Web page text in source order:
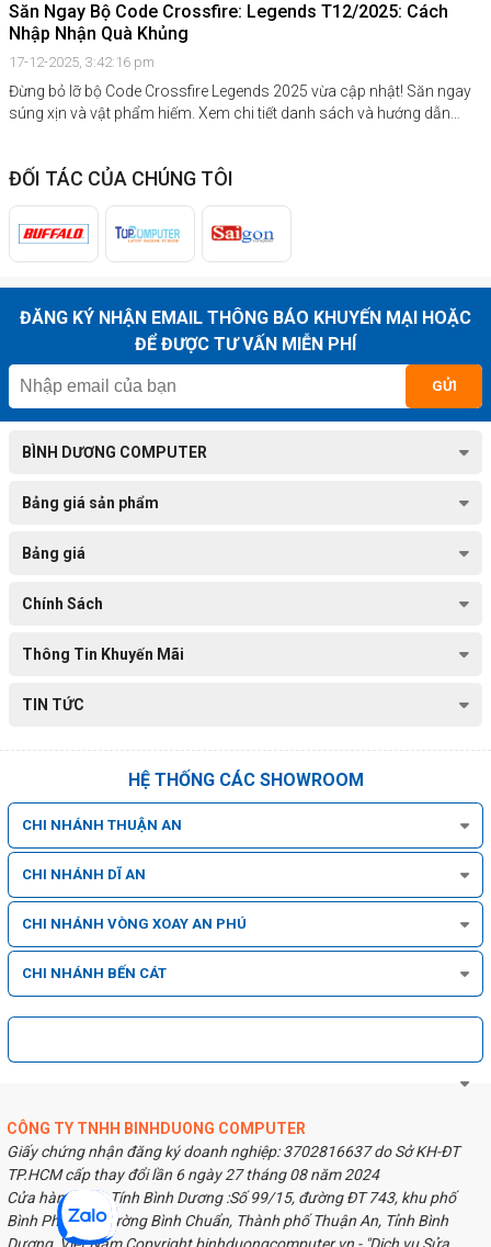
Săn Ngay Bộ Code Crossfire: Legends T12/2025: Cách
Nhập Nhận Quà Khủng
17-12-2025, 3:42:16 pm
Đừng bỏ lỡ bộ Code Crossfire Legends 2025 vừa cập nhật! Săn ngay
súng xịn và vật phẩm hiếm. Xem chi tiết danh sách và hướng dẫn
ĐỐI TÁC CỦA CHÚNG TÔI
ĐĂNG KÝ NHẬN EMAIL THÔNG BÁO KHUYẾN MẠI HOẶC
ĐỂ ĐƯỢC TƯ VẤN MIỄN PHÍ
GỬI
BÌNH DƯƠNG COMPUTER
Bảng giá sản phẩm
Bảng giá
Chính Sách
Thông Tin Khuyến Mãi
TIN TỨC
HỆ THỐNG CÁC SHOWROOM
CHI NHÁNH THUẬN AN
CHI NHÁNH DĨ AN
CHI NHÁNH VÒNG XOAY AN PHÚ
CHI NHÁNH BẾN CÁT
CÔNG TY TNHH BINHDUONG COMPUTER
Giấy chứng nhận đăng ký doanh nghiệp: 3702816637 do Sở KH-ĐT
TP.HCM cấp thay đổi lần 6 ngày 27 tháng 08 năm 2024
Cửa hàng Máy Tính Bình Dương :Số 99/15, đường ĐT 743, khu phố
Bình Phước, Phường Bình Chuẩn, Thành phố Thuận An, Tỉnh Bình